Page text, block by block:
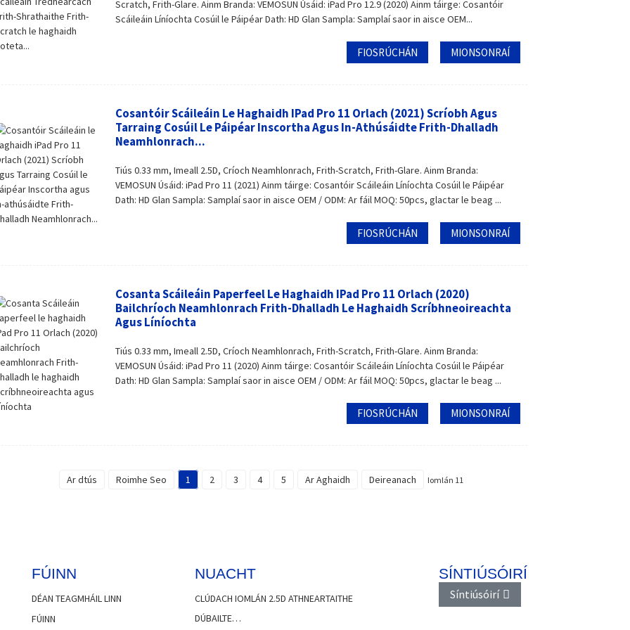
Scratch, Frith-Glare. Ainm Branda: VEMOSUN Úsáid: iPad Pro 12.9 (2020) Ainm táirge: Cosantóir
Scáileáin Líníochta Cosúil le Páipéar Dath: HD Glan Sampla: Samplaí saor in aisce OEM...
FIOSRÚCHÁN MIONSONRAÍ
Cosantóir Scáileáin Le Haghaidh IPad Pro 11 Orlach (2021) Scríobh Agus
Tarraing Cosúil Le Páipéar Inscortha Agus In-Athúsáidte Frith-Dhalladh
Neamhlonrach...
Tiús 0.33 mm, Imeall 2.5D, Críoch Neamhlonrach, Frith-Scratch, Frith-Glare. Ainm Branda:
VEMOSUN Úsáid: iPad Pro 11 (2021) Ainm táirge: Cosantóir Scáileáin Líníochta Cosúil le Páipéar
Dath: HD Glan Sampla: Samplaí saor in aisce OEM / ODM: Ar fáil MOQ: 50pcs, glactar le beag ...
FIOSRÚCHÁN MIONSONRAÍ
Cosanta Scáileáin Paperfeel Le Haghaidh IPad Pro 11 Orlach (2020)
Bailchríoch Neamhlonrach Frith-Dhalladh Le Haghaidh Scríbhneoireachta
Agus Líníochta
Tiús 0.33 mm, Imeall 2.5D, Críoch Neamhlonrach, Frith-Scratch, Frith-Glare. Ainm Branda:
VEMOSUN Úsáid: iPad Pro 11 (2020) Ainm táirge: Cosantóir Scáileáin Líníochta Cosúil le Páipéar
Dath: HD Glan Sampla: Samplaí saor in aisce OEM / ODM: Ar fáil MOQ: 50pcs, glactar le beag ...
FIOSRÚCHÁN MIONSONRAÍ
Ar dtús Roimhe Seo 1 2 3 4 5 Ar Aghaidh Deireanach Iomlán 11
FÚINN
DÉAN TEAGMHÁIL LINN
FÚINN
NUACHT
CLÚDACH IOMLÁN 2.5D ATHNEARTAITHE
DÚBAILTE…
SÍNTIÚSÓIRÍ
Síntiúsóirí